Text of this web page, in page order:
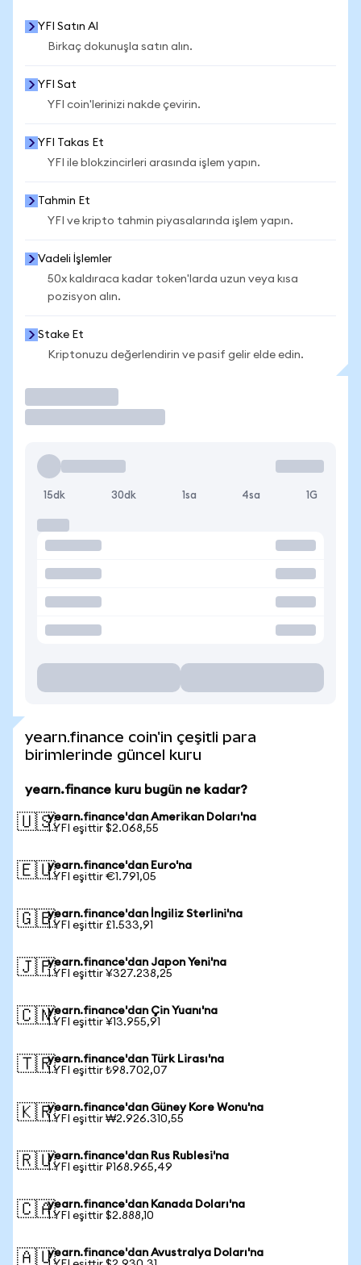
YFI Satın Al
Birkaç dokunuşla satın alın.
YFI Sat
YFI coin'lerinizi nakde çevirin.
YFI Takas Et
YFI ile blokzincirleri arasında işlem yapın.
Tahmin Et
YFI ve kripto tahmin piyasalarında işlem yapın.
Vadeli İşlemler
50x kaldıraca kadar token'larda uzun veya kısa
pozisyon alın.
Stake Et
Kriptonuzu değerlendirin ve pasif gelir elde edin.
15dk 30dk 1sa 4sa 1G
yearn.finance coin'in çeşitli para
birimlerinde güncel kuru
yearn.finance kuru bugün ne kadar?
🇺🇸yearn.finance'dan Amerikan Doları'na
1 YFI eşittir $2.068,55
🇪🇺yearn.finance'dan Euro'na
1 YFI eşittir €1.791,05
🇬🇧yearn.finance'dan İngiliz Sterlini'na
1 YFI eşittir £1.533,91
🇯🇵yearn.finance'dan Japon Yeni'na
1 YFI eşittir ¥327.238,25
🇨🇳yearn.finance'dan Çin Yuanı'na
1 YFI eşittir ¥13.955,91
🇹🇷yearn.finance'dan Türk Lirası'na
1 YFI eşittir ₺98.702,07
🇰🇷yearn.finance'dan Güney Kore Wonu'na
1 YFI eşittir ₩2.926.310,55
🇷🇺yearn.finance'dan Rus Rublesi'na
1 YFI eşittir ₽168.965,49
🇨🇦yearn.finance'dan Kanada Doları'na
1 YFI eşittir $2.888,10
🇦🇺yearn.finance'dan Avustralya Doları'na